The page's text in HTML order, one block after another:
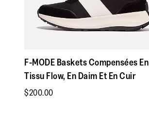
F-MODE Baskets Compensées En
Tissu Flow, En Daim Et En Cuir
$200.00